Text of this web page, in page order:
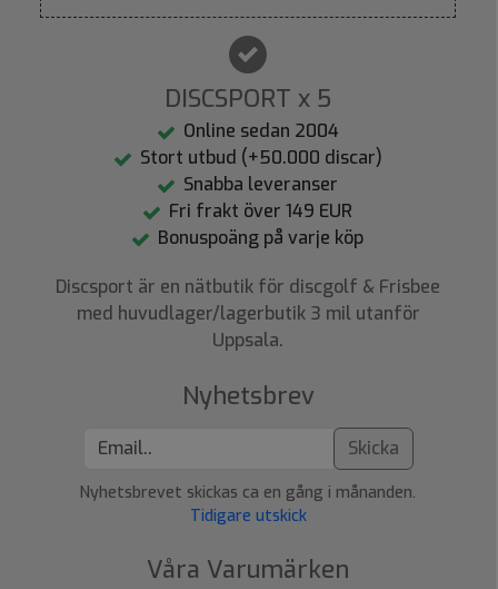
DISCSPORT x 5
Online sedan 2004
Stort utbud (+50.000 discar)
Snabba leveranser
Fri frakt över 149 EUR
Bonuspoäng på varje köp
Discsport är en nätbutik för discgolf & Frisbee
med huvudlager/lagerbutik 3 mil utanför
Uppsala.
Nyhetsbrev
Skicka
Nyhetsbrevet skickas ca en gång i månanden.
Tidigare utskick
Våra Varumärken